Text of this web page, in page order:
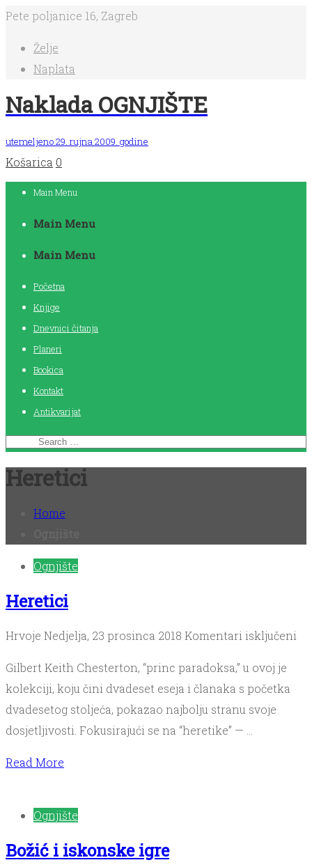
Pete poljanice 16, Zagreb
Želje
Naplata
Naklada OGNJIŠTE
utemeljeno 29. rujna 2009. godine
Košarica 0
Main Menu
Main Menu
Main Menu
Početna
Knjige
Dnevnici čitanja
Planeri
Bookica
Kontakt
Antikvarijat
Heretici
Home
Ognjište
Heretici
Hrvoje Nedjelja, 23 prosinca 2018 Komentari isključeni
Gilbert Keith Chesterton, “princ paradoksa,” u ovoj je
kolekciji, koju čini dvadeset eseja i članaka s početka
dvadesetog stoljeća, pokazao najbolju stranu svoje
dosjetljivosti. Fokusirajući se na “heretike” — …
Read More
Ognjište
Božić i iskonske igre